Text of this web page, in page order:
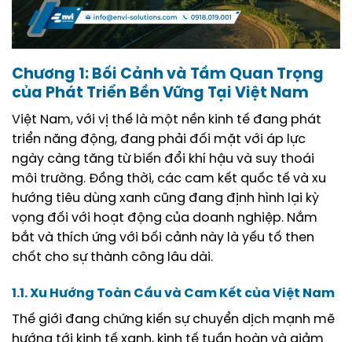
Chương 1: Bối Cảnh và Tầm Quan Trọng
của Phát Triển Bền Vững Tại Việt Nam
Việt Nam, với vị thế là một nền kinh tế đang phát
triển năng động, đang phải đối mặt với áp lực
ngày càng tăng từ biến đổi khí hậu và suy thoái
môi trường. Đồng thời, các cam kết quốc tế và xu
hướng tiêu dùng xanh cũng đang định hình lại kỳ
vọng đối với hoạt động của doanh nghiệp. Nắm
bắt và thích ứng với bối cảnh này là yếu tố then
chốt cho sự thành công lâu dài.
1.1. Xu Hướng Toàn Cầu và Cam Kết của Việt Nam
Thế giới đang chứng kiến sự chuyển dịch mạnh mẽ